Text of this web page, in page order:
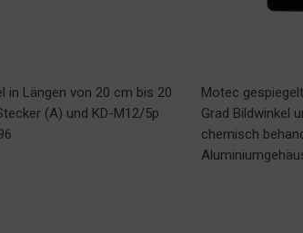
in Längen von 20 cm bis 20
(A) und KD-M12/5p
Motec
Grad Bildwinkel
chemisch